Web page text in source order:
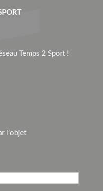
Temps 2 Sport !
l’objet